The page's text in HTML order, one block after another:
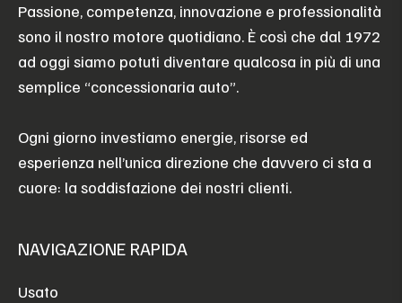
Passione, competenza, innovazione e professionalità
sono il nostro motore quotidiano. È così che dal 1972
ad oggi siamo potuti diventare qualcosa in più di una
semplice “concessionaria auto”.
Ogni giorno investiamo energie, risorse ed
esperienza nell’unica direzione che davvero ci sta a
cuore: la soddisfazione dei nostri clienti.
NAVIGAZIONE RAPIDA
Usato